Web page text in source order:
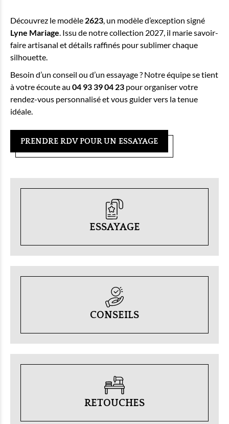
Découvrez le modèle 2623, un modèle d’exception signé
Lyne Mariage. Issu de notre collection 2027, il marie savoir-
faire artisanal et détails raffinés pour sublimer chaque
silhouette.
Besoin d’un conseil ou d’un essayage ? Notre équipe se tient
à votre écoute au 04 93 39 04 23 pour organiser votre
rendez-vous personnalisé et vous guider vers la tenue
idéale.
PRENDRE RDV POUR UN ESSAYAGE
ESSAYAGE
CONSEILS
RETOUCHES